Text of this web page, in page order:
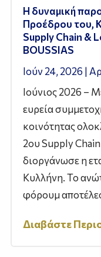
Η δυναμική
Προέδρου του,
Supply Chain &
BOUSSIAS
Ιούν 24, 2026 |
Ιούνιος 2026 –
ευρεία
κοινότητας
2ου Supply
διοργάνωσε η
Κυλλήνη. Το
φόρουμ
Διαβάστε